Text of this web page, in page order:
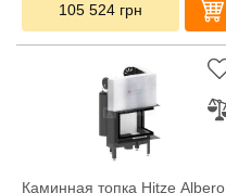
105 524 грн
Каминная топка Hitze Albero